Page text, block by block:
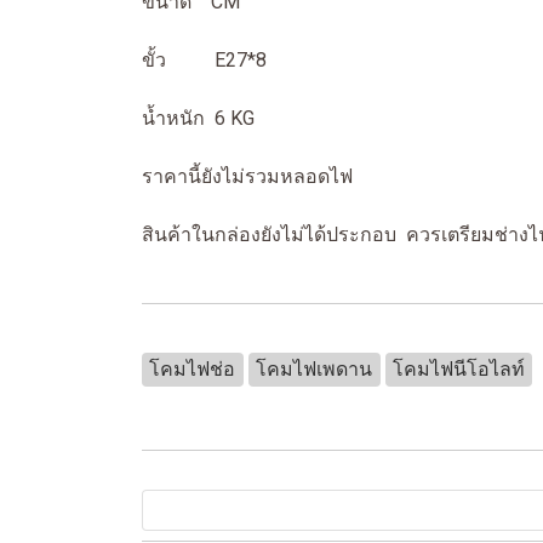
ขั้ว E27*8
น้ำหนัก 6 KG
ราคานี้ยังไม่รวมหลอดไฟ
สินค้าในกล่องยังไม่ได้ประกอบ ควรเตรียมช่าง
โคมไฟช่อ โคมไฟเพดาน โคมไฟนีโอไลท์